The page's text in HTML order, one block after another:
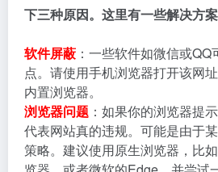
下三种原因。这里有一些解决方案
软件屏蔽 ：一些软件如微信或
点。请使用手机浏览器打开该网
内置浏览器。
浏览器问题 ：如果你的浏览器提
代表网站真的违规。可能是由于
策略。建议使用原生浏览器，比